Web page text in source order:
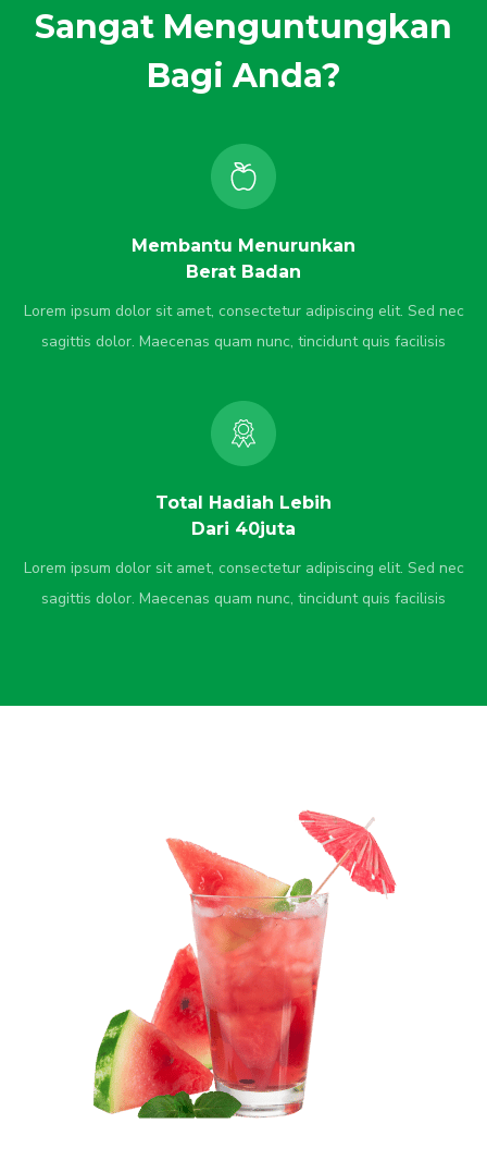
Sangat Menguntungkan
Bagi Anda?
Membantu Menurunkan
Berat Badan
Lorem ipsum dolor sit amet, consectetur adipiscing elit. Sed nec
sagittis dolor. Maecenas quam nunc, tincidunt quis facilisis
Total Hadiah Lebih
Dari 40juta
Lorem ipsum dolor sit amet, consectetur adipiscing elit. Sed nec
sagittis dolor. Maecenas quam nunc, tincidunt quis facilisis